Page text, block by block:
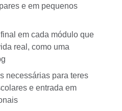
e em pequenos
em cada módulo que
real, como uma
necessárias para teres
e entrada em